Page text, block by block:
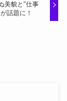
美貌と"仕事
話題に！